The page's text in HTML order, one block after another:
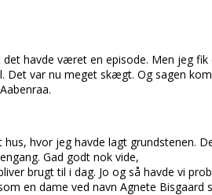
havde været en episode. Men jeg fik
Det var nu meget skægt. Og sagen
hus, hvor jeg havde lagt grundstenen.
Gad godt nok vide,
brugt til i dag. Jo og så havde vi
en dame ved navn Agnete